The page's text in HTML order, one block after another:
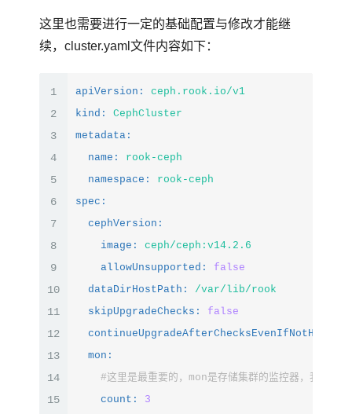
这里也需要进行一定的基础配置与修改才能继
续，cluster.yaml文件内容如下：
1
2
3
4
5
6
7
8
9
10
11
12
13
14
15
apiVersion:
ceph.rook.io/v1
kind:
CephCluster
metadata:
name:
rook-ceph
namespace:
rook-ceph
spec:
cephVersion:
image:
ceph/ceph:v14.2.6
allowUnsupported:
false
dataDirHostPath:
/var/lib/rook
skipUpgradeChecks:
false
mon:
#这里是最重要的，mon是存储集群的监控器，我们
count:
3